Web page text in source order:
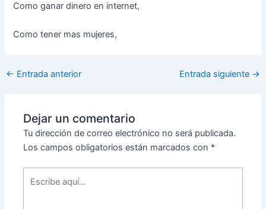
Como ganar dinero en internet,
Como tener mas mujeres,
← Entrada anterior Entrada siguiente →
Dejar un comentario
Tu dirección de correo electrónico no será publicada.
Los campos obligatorios están marcados con *